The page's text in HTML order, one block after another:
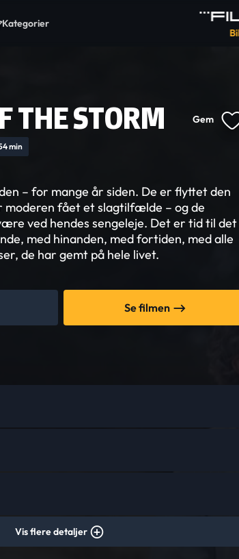
Kategorier
THE STORM Gem
min
– for mange år siden. De er flyttet den
moderen fået et slagtilfælde – og de
ved hendes sengeleje. Det er tid til det
med hinanden, med fortiden, med alle
de har gemt på hele livet.
Se filmen
Vis flere detaljer